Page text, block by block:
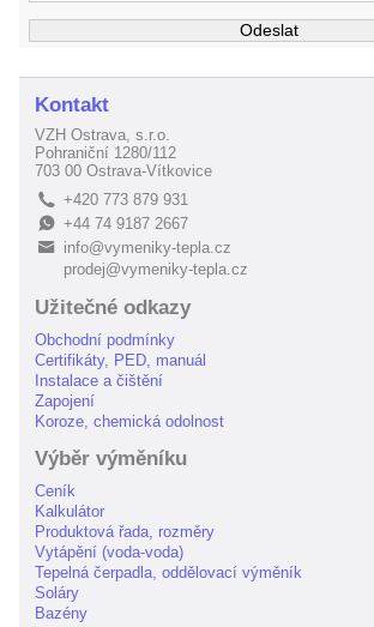
Kontakt
VZH Ostrava, s.r.o.
Pohraniční 1280/112
703 00 Ostrava-Vítkovice
L +420 773 879 931
E+44 74 9187 2667
B
info@vymeniky-tepla.cz
prodej@vymeniky-tepla.cz
Užitečné odkazy
Obchodní podmínky
Certifikáty, PED, manuál
Instalace a čištění
Zapojení
Koroze, chemická odolnost
Výběr výměníku
Ceník
Kalkulátor
Produktová řada, rozměry
Vytápění (voda-voda)
Tepelná čerpadla, oddělovací výměník
Soláry
Bazény